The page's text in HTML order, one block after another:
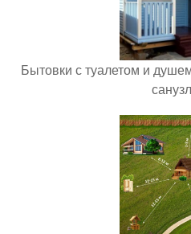
Бытовки с туалетом и